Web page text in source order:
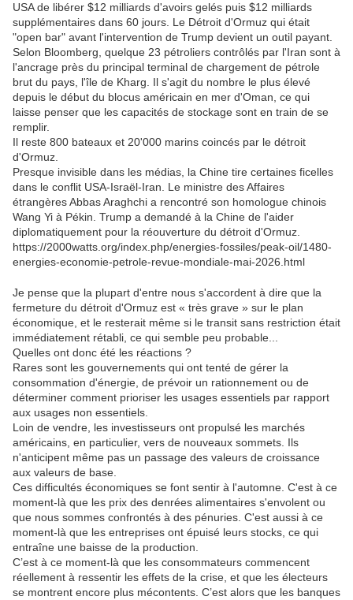
USA de libérer $12 milliards d'avoirs gelés puis $12 milliards
supplémentaires dans 60 jours. Le Détroit d'Ormuz qui était
"open bar" avant l'intervention de Trump devient un outil payant.
Selon Bloomberg, quelque 23 pétroliers contrôlés par l'Iran sont à
l'ancrage près du principal terminal de chargement de pétrole
brut du pays, l'île de Kharg. Il s'agit du nombre le plus élevé
depuis le début du blocus américain en mer d'Oman, ce qui
laisse penser que les capacités de stockage sont en train de se
remplir.
Il reste 800 bateaux et 20'000 marins coincés par le détroit
d'Ormuz.
Presque invisible dans les médias, la Chine tire certaines ficelles
dans le conflit USA-Israël-Iran. Le ministre des Affaires
étrangères Abbas Araghchi a rencontré son homologue chinois
Wang Yi à Pékin. Trump a demandé à la Chine de l'aider
diplomatiquement pour la réouverture du détroit d'Ormuz.
https://2000watts.org/index.php/energies-fossiles/peak-oil/1480-
energies-economie-petrole-revue-mondiale-mai-2026.html
Je pense que la plupart d'entre nous s'accordent à dire que la
fermeture du détroit d'Ormuz est « très grave » sur le plan
économique, et le resterait même si le transit sans restriction était
immédiatement rétabli, ce qui semble peu probable...
Quelles ont donc été les réactions ?
Rares sont les gouvernements qui ont tenté de gérer la
consommation d'énergie, de prévoir un rationnement ou de
déterminer comment prioriser les usages essentiels par rapport
aux usages non essentiels.
Loin de vendre, les investisseurs ont propulsé les marchés
américains, en particulier, vers de nouveaux sommets. Ils
n'anticipent même pas un passage des valeurs de croissance
aux valeurs de base.
Ces difficultés économiques se font sentir à l'automne. C'est à ce
moment-là que les prix des denrées alimentaires s'envolent ou
que nous sommes confrontés à des pénuries. C'est aussi à ce
moment-là que les entreprises ont épuisé leurs stocks, ce qui
entraîne une baisse de la production.
C’est à ce moment-là que les consommateurs commencent
réellement à ressentir les effets de la crise, et que les électeurs
se montrent encore plus mécontents. C’est alors que les banques